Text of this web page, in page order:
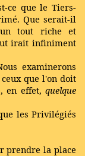
ce que le Tiers-
Que serait-il
tout riche et
irait infiniment
examinerons
que l'on doit
en effet, quelque
les Privilégiés
prendre la place